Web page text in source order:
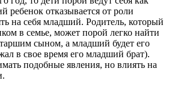
ребенок отказывается от роли
на себя младший. Родитель, который
в семье, может порой легко найти
сыном, а младший будет его
в свое время его младший брат).
подобные явления, но влиять на